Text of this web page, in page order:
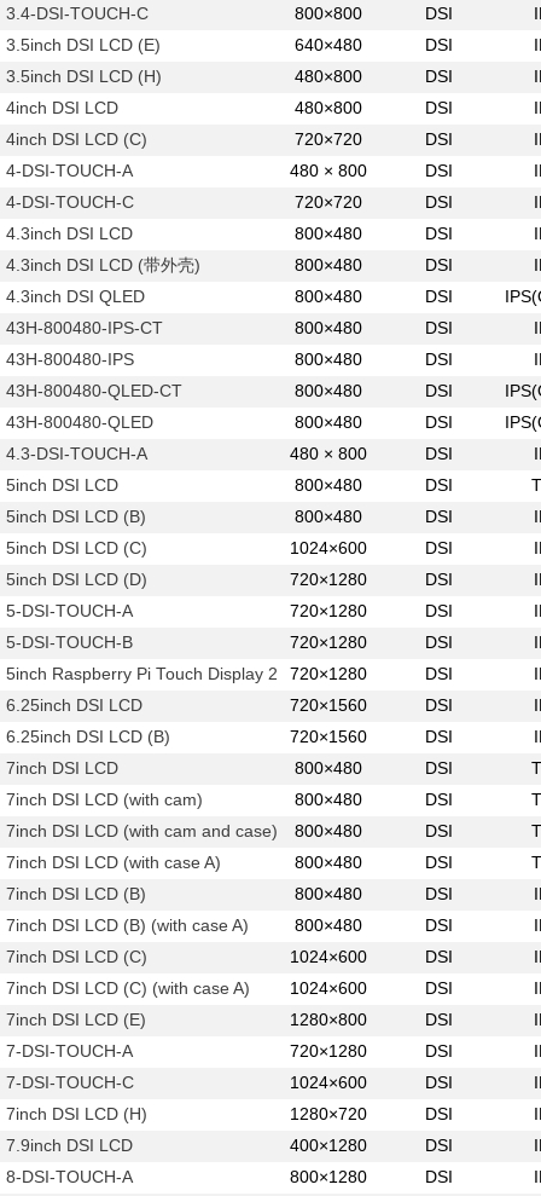
3.4-DSI-TOUCH-C
800×800 DSI
3.5inch DSI LCD (E)
640×480 DSI
3.5inch DSI LCD (H)
480×800 DSI
4inch DSI LCD
480×800 DSI
4inch DSI LCD (C)
720×720 DSI
4-DSI-TOUCH-A
480 × 800 DSI
4-DSI-TOUCH-C
720×720 DSI
4.3inch DSI LCD
800×480 DSI
4.3inch DSI LCD (带外壳)
800×480 DSI
4.3inch DSI QLED
800×480 DSI
43H-800480-IPS-CT
800×480 DSI
43H-800480-IPS
800×480 DSI
43H-800480-QLED-CT
800×480 DSI
43H-800480-QLED
800×480 DSI
4.3-DSI-TOUCH-A
480 × 800 DSI
5inch DSI LCD
800×480 DSI
5inch DSI LCD (B)
800×480 DSI
5inch DSI LCD (C)
1024×600 DSI
5inch DSI LCD (D)
720×1280 DSI
5-DSI-TOUCH-A
720×1280 DSI
5-DSI-TOUCH-B
720×1280 DSI
5inch Raspberry Pi Touch Display 2
720×1280 DSI
6.25inch DSI LCD
720×1560 DSI
6.25inch DSI LCD (B)
720×1560 DSI
7inch DSI LCD
800×480 DSI
7inch DSI LCD (with cam)
800×480 DSI
7inch DSI LCD (with cam and case)
800×480 DSI
7inch DSI LCD (with case A)
800×480 DSI
7inch DSI LCD (B)
800×480 DSI
7inch DSI LCD (B) (with case A)
800×480 DSI
7inch DSI LCD (C)
1024×600 DSI
7inch DSI LCD (C) (with case A)
1024×600 DSI
7inch DSI LCD (E)
1280×800 DSI
7-DSI-TOUCH-A
720×1280 DSI
7-DSI-TOUCH-C
1024×600 DSI
7inch DSI LCD (H)
1280×720 DSI
7.9inch DSI LCD
400×1280 DSI
8-DSI-TOUCH-A
800×1280 DSI